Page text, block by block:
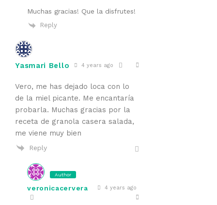
Muchas gracias! Que la disfrutes!
Reply
Yasmari Bello 4 years ago
Vero, me has dejado loca con lo
de la miel picante. Me encantaría
probarla. Muchas gracias por la
receta de granola casera salada,
me viene muy bien
Reply
Author
veronicacervera 4 years ago